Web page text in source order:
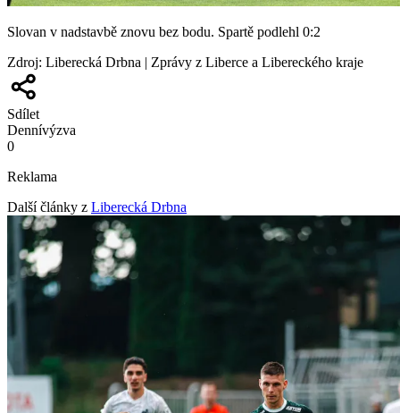
Slovan v nadstavbě znovu bez bodu. Spartě podlehl 0:2
Zdroj: Liberecká Drbna | Zprávy z Liberce a Libereckého kraje
Sdílet
Dennívýzva
0
Reklama
Další články z Liberecká Drbna